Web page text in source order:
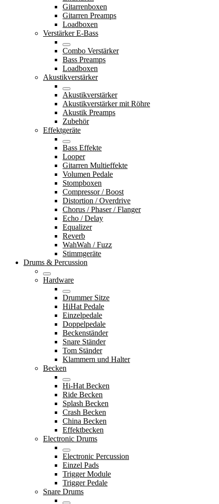
Gitarrenboxen
Gitarren Preamps
Loadboxen
Verstärker E-Bass
Combo Verstärker
Bass Preamps
Loadboxen
Akustikverstärker
Akustikverstärker
Akustikverstärker mit Röhre
Akustik Preamps
Zubehör
Effektgeräte
Bass Effekte
Looper
Gitarren Multieffekte
Volumen Pedale
Stompboxen
Compressor / Boost
Distortion / Overdrive
Chorus / Phaser / Flanger
Echo / Delay
Equalizer
Reverb
WahWah / Fuzz
Stimmgeräte
Drums & Percussion
Hardware
Drummer Sitze
HiHat Pedale
Einzelpedale
Doppelpedale
Beckenständer
Snare Ständer
Tom Ständer
Klammern und Halter
Becken
Hi-Hat Becken
Ride Becken
Splash Becken
Crash Becken
China Becken
Effektbecken
Electronic Drums
Electronic Percussion
Einzel Pads
Trigger Module
Trigger Pedale
Snare Drums